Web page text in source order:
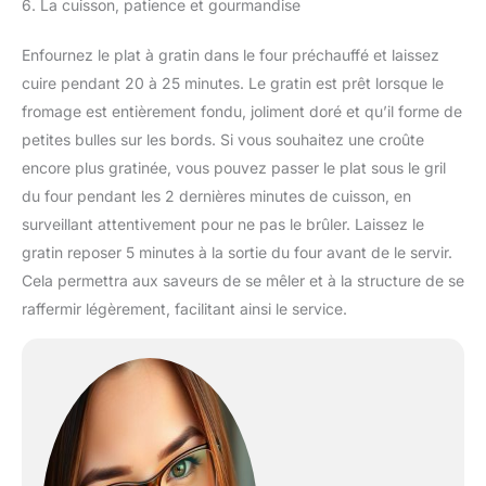
6. La cuisson, patience et gourmandise
Enfournez le plat à gratin dans le four préchauffé et laissez
cuire pendant 20 à 25 minutes. Le gratin est prêt lorsque le
fromage est entièrement fondu, joliment doré et qu’il forme de
petites bulles sur les bords. Si vous souhaitez une croûte
encore plus gratinée, vous pouvez passer le plat sous le gril
du four pendant les 2 dernières minutes de cuisson, en
surveillant attentivement pour ne pas le brûler. Laissez le
gratin reposer 5 minutes à la sortie du four avant de le servir.
Cela permettra aux saveurs de se mêler et à la structure de se
raffermir légèrement, facilitant ainsi le service.